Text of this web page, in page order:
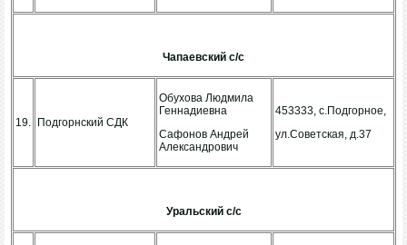
Чапаевский с/с
19. Подгорнский СДК
Обухова Людмила
Геннадиевна
Сафонов Андрей
Александрович
453333, с.Подгорное,
ул.Советская, д.37
Уральский с/с